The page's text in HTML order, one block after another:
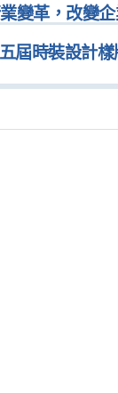
變革，改變
屆時裝設計